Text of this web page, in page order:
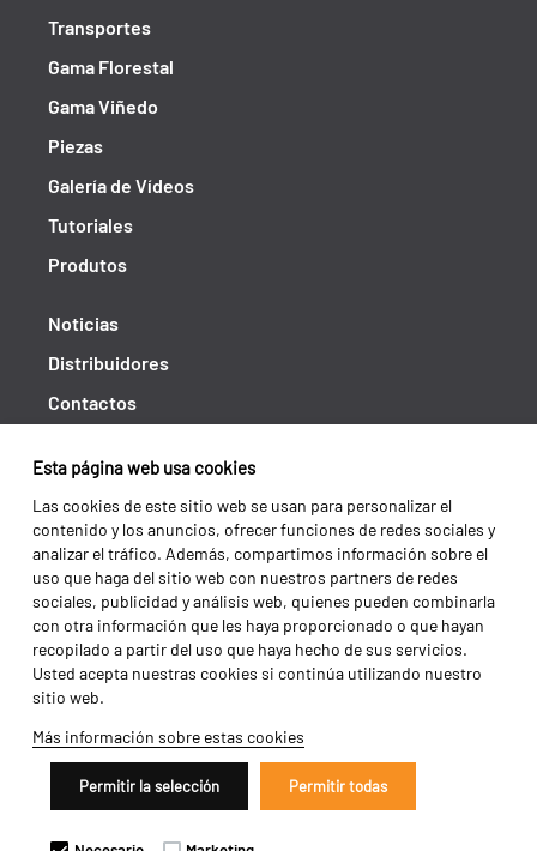
Esta página web usa cookies
Las cookies de este sitio web se usan para personalizar el
contenido y los anuncios, ofrecer funciones de redes sociales y
analizar el tráfico. Además, compartimos información sobre el
uso que haga del sitio web con nuestros partners de redes
sociales, publicidad y análisis web, quienes pueden combinarla
con otra información que les haya proporcionado o que hayan
recopilado a partir del uso que haya hecho de sus servicios.
Usted acepta nuestras cookies si continúa utilizando nuestro
sitio web.
Más información sobre estas cookies
Permitir la selección Permitir todas
Transportes
Gama Florestal
Gama Viñedo
Piezas
Galería de Vídeos
Tutoriales
Produtos
Noticias
Distribuidores
Contactos
Shipping returns
Política de privacidad
Términos y condiciones